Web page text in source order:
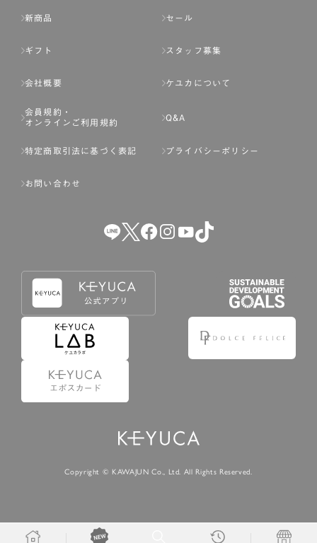
新商品 セール
ギフト スタッフ募集
会社概要 ケユカについて
会員規約・
オンラインご利用規約
Q&A
特定商取引法に基づく表記 プライバシーポリシー
お問い合わせ
Copyright © KAWAJUN Co., Ltd. All Rights Reserved.